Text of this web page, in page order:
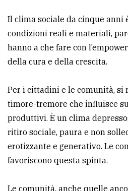
Il clima sociale da cinque anni
condizioni reali e materiali,
hanno a che fare con
della cura e della crescita.
Per i cittadini e le comunità, si
timore-tremore che influisce
produttivi. È un clima
ritiro sociale, paura e non
erotizzante e generativo. Le
favoriscono questa spinta.
Le comunità, anche quelle